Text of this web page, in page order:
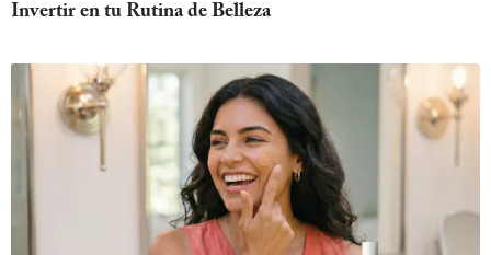
Invertir en tu Rutina de Belleza